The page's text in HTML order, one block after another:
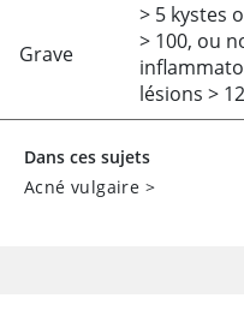
Grave
> 5 kystes
> 100, ou
lésions >
Dans ces sujets
Acné vulgaire >